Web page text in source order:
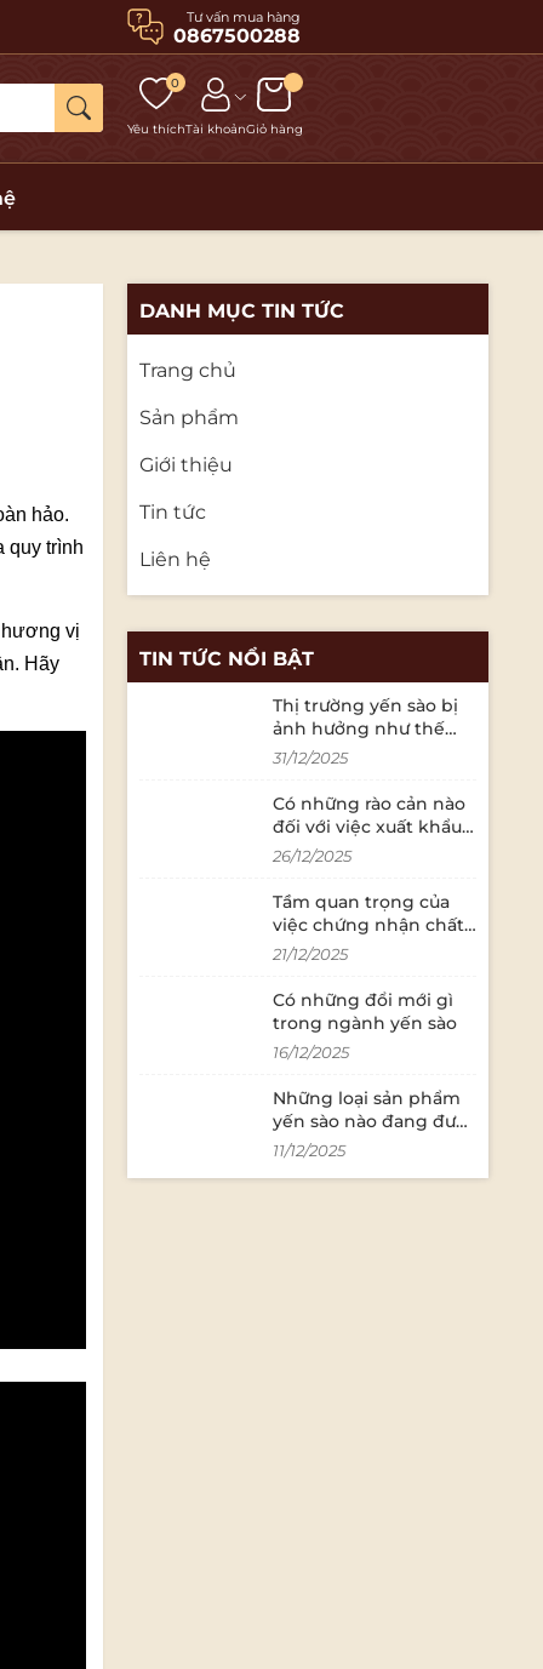
Tư vấn mua hàng
0867500288
0
Yêu thíchTài khoảnGiỏ hàng
hảo.
quy trình
hương vị
Hãy
DANH MỤC TIN TỨC
Trang chủ
Sản phẩm
Giới thiệu
Tin tức
Liên hệ
TIN TỨC NỔI BẬT
Thị trường yến sào bị
ảnh hưởng như thế
nào bởi các quy định
31/12/2025
Có những rào cản nào
đối với việc xuất khẩu
yến sào sang thị
26/12/2025
Tầm quan trọng của
việc chứng nhận chất
lượng trong ngành
21/12/2025
Có những đổi mới gì
trong ngành yến sào
16/12/2025
Những loại sản phẩm
yến sào nào đang được
ưa chuộng trên thị
11/12/2025